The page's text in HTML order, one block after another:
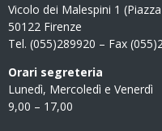
Vicolo dei Malespini 1
50122 Firenze
Tel. (055)289920 – Fax
Orari segreteria
Lunedì, Mercoledì e Venerdì
9,00 – 17,00